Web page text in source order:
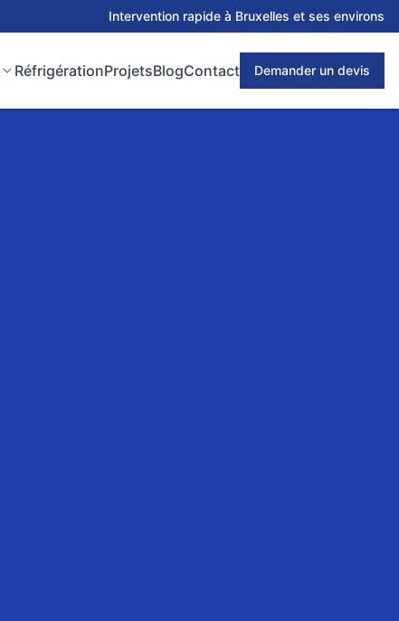
Intervention rapide à Bruxelles et ses environs
RéfrigérationProjetsBlogContact Demander un devis